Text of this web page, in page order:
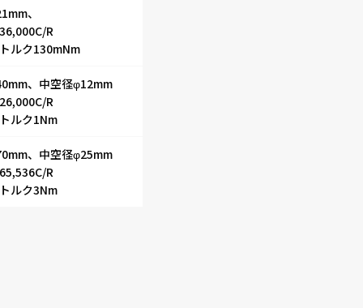
、
R
ルク130mNm
、中空径φ12mm
R
ルク1Nm
、中空径φ25mm
R
ルク3Nm